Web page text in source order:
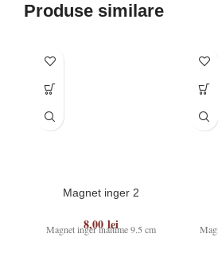
Produse similare
Magnet inger 2
8,00 lei
Magnet inger inaltime 9.5 cm